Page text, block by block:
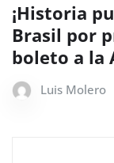
¡Historia
Brasil por
boleto a la
Luis Molero